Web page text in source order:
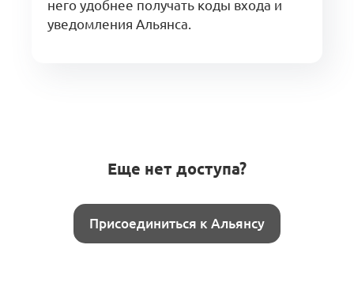
него удобнее получать коды входа и
уведомления Альянса.
Еще нет доступа?
Присоединиться к Альянсу